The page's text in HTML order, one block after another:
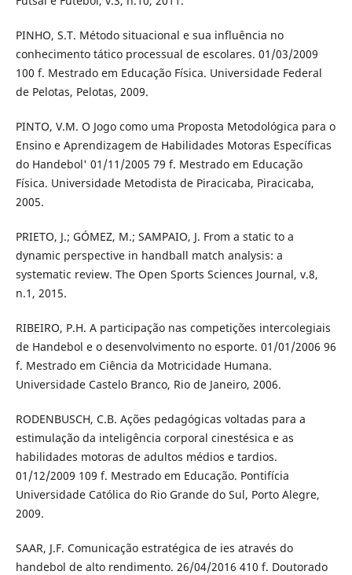
PINHO, S.T. Método situacional e sua influência no
conhecimento tático processual de escolares. 01/03/2009
100 f. Mestrado em Educação Física. Universidade Federal
de Pelotas, Pelotas, 2009.
PINTO, V.M. O Jogo como uma Proposta Metodológica para o
Ensino e Aprendizagem de Habilidades Motoras Específicas
do Handebol' 01/11/2005 79 f. Mestrado em Educação
Física. Universidade Metodista de Piracicaba, Piracicaba,
2005.
PRIETO, J.; GÓMEZ, M.; SAMPAIO, J. From a static to a
dynamic perspective in handball match analysis: a
systematic review. The Open Sports Sciences Journal, v.8,
n.1, 2015.
RIBEIRO, P.H. A participação nas competições intercolegiais
de Handebol e o desenvolvimento no esporte. 01/01/2006 96
f. Mestrado em Ciência da Motricidade Humana.
Universidade Castelo Branco, Rio de Janeiro, 2006.
RODENBUSCH, C.B. Ações pedagógicas voltadas para a
estimulação da inteligência corporal cinestésica e as
habilidades motoras de adultos médios e tardios.
01/12/2009 109 f. Mestrado em Educação. Pontifícia
Universidade Católica do Rio Grande do Sul, Porto Alegre,
2009.
SAAR, J.F. Comunicação estratégica de ies através do
handebol de alto rendimento. 26/04/2016 410 f. Doutorado